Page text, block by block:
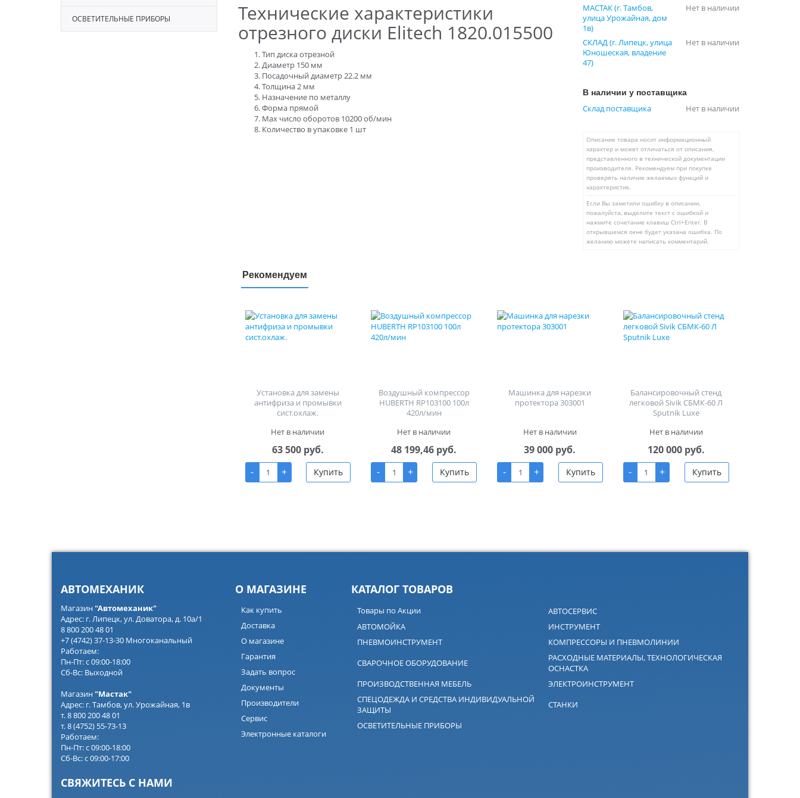
ОСВЕТИТЕЛЬНЫЕ ПРИБОРЫ
Технические характеристики
отрезного диски Elitech 1820.015500
Тип диска отрезной
Диаметр 150 мм
Посадочный диаметр 22.2 мм
Толщина 2 мм
Назначение по металлу
Форма прямой
Max число оборотов 10200 об/мин
Количество в упаковке 1 шт
МАСТАК (г. Тамбов,
улица Урожайная, дом
1в)
Нет в наличии
СКЛАД (г. Липецк, улица
Юношеская, владение
47)
Нет в наличии
В наличии у поставщика
Склад поставщика Нет в наличии
Описание товара носит информационный
характер и может отличаться от описания,
представленного в технической документации
производителя. Рекомендуем при покупке
проверять наличие желаемых функций и
характеристик.
Если Вы заметили ошибку в описании,
пожалуйста, выделите текст с ошибкой и
нажмите сочетание клавиш Ctrl+Enter. В
открывшемся окне будет указана ошибка. По
желанию можете написать комментарий.
Рекомендуем
Установка для замены
антифриза и промывки
сист.охлаж.
Нет в наличии
63 500 руб.
-
+ Купить
Воздушный компрессор
HUBERTH RP103100 100л
420л/мин
Нет в наличии
48 199,46 руб.
-
+ Купить
Машинка для нарезки
протектора 303001
Нет в наличии
39 000 руб.
-
+ Купить
Балансировочный стенд
легковой Sivik СБМК-60 Л
Sputnik Luxe
Нет в наличии
120 000 руб.
-
+ Купить
АВТОМЕХАНИК
Магазин"Автомеханик"
Адрес: г. Липецк, ул. Доватора, д. 10а/1
8 800 200 48 01
+7 (4742) 37-13-30 Многоканальный
Работаем:
Пн-Пт: с 09:00-18:00
Сб-Вс: Выходной
Магазин "Мастак"
Адрес: г. Тамбов, ул. Урожайная, 1в
т. 8 800 200 48 01
т. 8 (4752) 55-73-13
Работаем:
Пн-Пт: с 09:00-18:00
Сб-Вс: с 09:00-17:00
СВЯЖИТЕСЬ С НАМИ
О МАГАЗИНЕ
Как купить
Доставка
О магазине
Гарантия
Задать вопрос
Документы
Производители
Сервис
Электронные каталоги
КАТАЛОГ ТОВАРОВ
Товары по Акции
АВТОСЕРВИС
АВТОМОЙКА
ИНСТРУМЕНТ
ПНЕВМОИНСТРУМЕНТ
КОМПРЕССОРЫ И ПНЕВМОЛИНИИ
СВАРОЧНОЕ ОБОРУДОВАНИЕ
РАСХОДНЫЕ МАТЕРИАЛЫ, ТЕХНОЛОГИЧЕСКАЯ
ОСНАСТКА
ПРОИЗВОДСТВЕННАЯ МЕБЕЛЬ
ЭЛЕКТРОИНСТРУМЕНТ
СПЕЦОДЕЖДА И СРЕДСТВА ИНДИВИДУАЛЬНОЙ
ЗАЩИТЫ
СТАНКИ
ОСВЕТИТЕЛЬНЫЕ ПРИБОРЫ